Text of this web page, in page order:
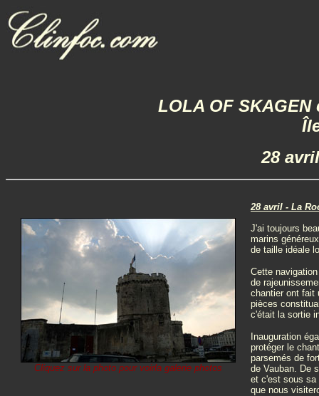
LOLA OF
28
Cliquez sur la photo pour voirla galerie photos
28 avril - La
J'ai toujours
marins
de taille idéale
Cette
de
chantier ont fait
pièces
c'était la sortie
Inauguration
protéger le
parsemés de
de Vauban. De
et c'est sous sa
que nous